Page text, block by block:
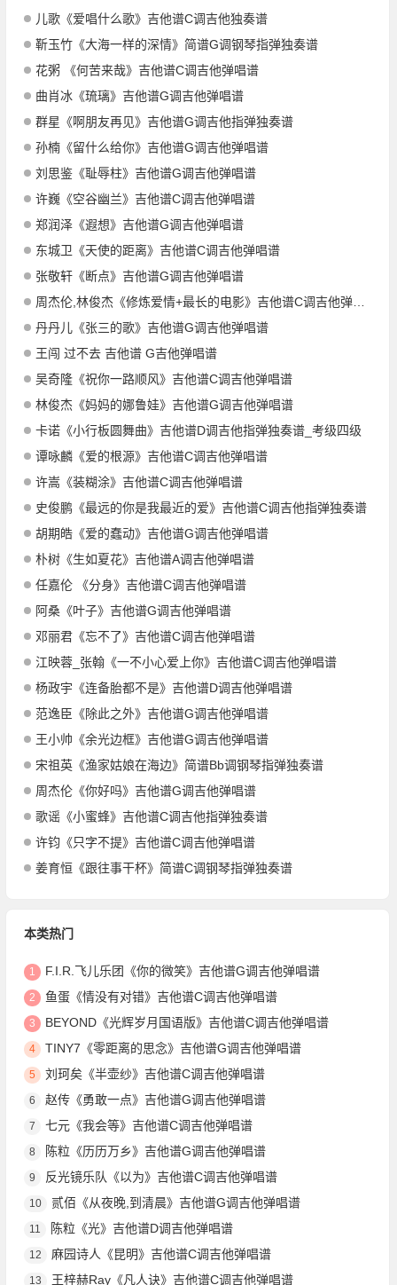
儿歌《爱唱什么歌》吉他谱C调吉他独奏谱
靳玉竹《大海一样的深情》简谱G调钢琴指弹独奏谱
花粥 《何苦来哉》吉他谱C调吉他弹唱谱
曲肖冰《琉璃》吉他谱G调吉他弹唱谱
群星《啊朋友再见》吉他谱G调吉他指弹独奏谱
孙楠《留什么给你》吉他谱G调吉他弹唱谱
刘思鉴《耻辱柱》吉他谱G调吉他弹唱谱
许巍《空谷幽兰》吉他谱C调吉他弹唱谱
郑润泽《遐想》吉他谱G调吉他弹唱谱
东城卫《天使的距离》吉他谱C调吉他弹唱谱
张敬轩《断点》吉他谱G调吉他弹唱谱
周杰伦,林俊杰《修炼爱情+最长的电影》吉他谱C调吉他弹唱谱
丹丹儿《张三的歌》吉他谱G调吉他弹唱谱
王闯 过不去 吉他谱 G吉他弹唱谱
吴奇隆《祝你一路顺风》吉他谱C调吉他弹唱谱
林俊杰《妈妈的娜鲁娃》吉他谱G调吉他弹唱谱
卡诺《小行板圆舞曲》吉他谱D调吉他指弹独奏谱_考级四级
谭咏麟《爱的根源》吉他谱C调吉他弹唱谱
许嵩《装糊涂》吉他谱C调吉他弹唱谱
史俊鹏《最远的你是我最近的爱》吉他谱C调吉他指弹独奏谱
胡期皓《爱的蠢动》吉他谱G调吉他弹唱谱
朴树《生如夏花》吉他谱A调吉他弹唱谱
任嘉伦 《分身》吉他谱C调吉他弹唱谱
阿桑《叶子》吉他谱G调吉他弹唱谱
邓丽君《忘不了》吉他谱C调吉他弹唱谱
江映蓉_张翰《一不小心爱上你》吉他谱C调吉他弹唱谱
杨政宇《连备胎都不是》吉他谱D调吉他弹唱谱
范逸臣《除此之外》吉他谱G调吉他弹唱谱
王小帅《余光边框》吉他谱G调吉他弹唱谱
宋祖英《渔家姑娘在海边》简谱Bb调钢琴指弹独奏谱
周杰伦《你好吗》吉他谱G调吉他弹唱谱
歌谣《小蜜蜂》吉他谱C调吉他指弹独奏谱
许钧《只字不提》吉他谱C调吉他弹唱谱
姜育恒《跟往事干杯》简谱C调钢琴指弹独奏谱
本类热门
1 F.I.R.飞儿乐团《你的微笑》吉他谱G调吉他弹唱谱
2 鱼蛋《情没有对错》吉他谱C调吉他弹唱谱
3 BEYOND《光辉岁月国语版》吉他谱C调吉他弹唱谱
4 TINY7《零距离的思念》吉他谱G调吉他弹唱谱
5 刘珂矣《半壶纱》吉他谱C调吉他弹唱谱
6 赵传《勇敢一点》吉他谱G调吉他弹唱谱
7 七元《我会等》吉他谱C调吉他弹唱谱
8 陈粒《历历万乡》吉他谱G调吉他弹唱谱
9 反光镜乐队《以为》吉他谱C调吉他弹唱谱
10 贰佰《从夜晚,到清晨》吉他谱G调吉他弹唱谱
11 陈粒《光》吉他谱D调吉他弹唱谱
12 麻园诗人《昆明》吉他谱C调吉他弹唱谱
13 王梓赫Ray《凡人诀》吉他谱C调吉他弹唱谱